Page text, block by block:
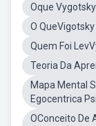
Oque
O
Quem Foi
Teoria Da
Mapa Mental
Egocentrica
OConceito De